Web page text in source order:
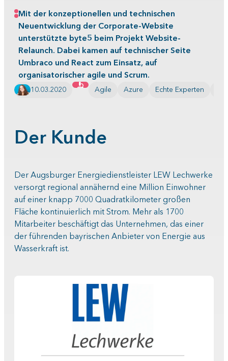
Mit der konzeptionellen und technischen
Neuentwicklung der Corporate-Website
unterstützte byte5 beim Projekt Website-
Relaunch. Dabei kamen auf technischer Seite
Umbraco und React zum Einsatz, auf
organisatorischer agile und Scrum.
10.03.2020 Agile Azure Echte Experten
Der Kunde
Der Augsburger Energiedienstleister LEW Lechwerke
versorgt regional annähernd eine Million Einwohner
auf einer knapp 7000 Quadratkilometer großen
Fläche kontinuierlich mit Strom. Mehr als 1700
Mitarbeiter beschäftigt das Unternehmen, das einer
der führenden bayrischen Anbieter von Energie aus
Wasserkraft ist.